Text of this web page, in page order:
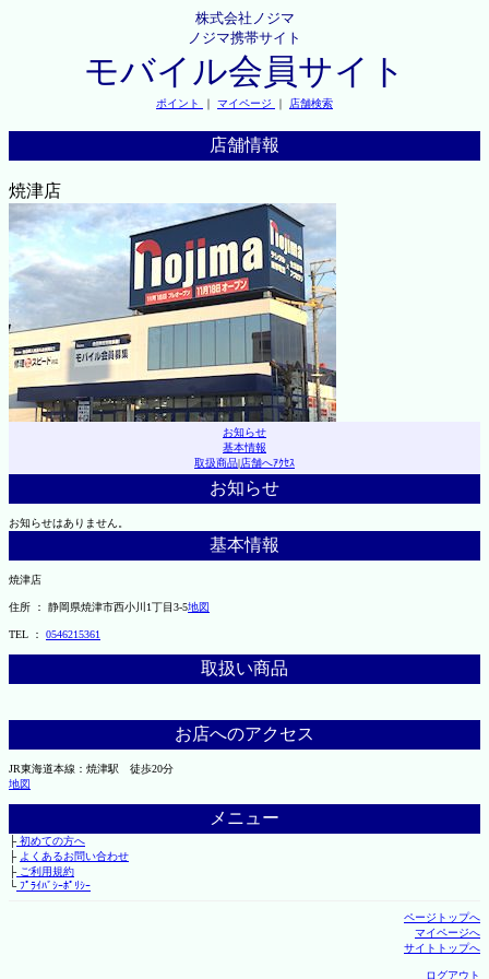
株式会社ノジマ
ノジマ携帯サイト
モバイル会員サイト
ポイント ｜ マイページ ｜ 店舗検索
店舗情報
焼津店
お知らせ
基本情報
取扱商品|店舗へｱｸｾｽ
お知らせ
お知らせはありません。
基本情報
焼津店
住所 ： 静岡県焼津市西小川1丁目3-5地図
TEL ： 0546215361
取扱い商品
お店へのアクセス
JR東海道本線：焼津駅 徒歩20分
地図
メニュー
├初めての方へ
├ よくあるお問い合わせ
├ご利用規約
└ﾌﾟﾗｲﾊﾞｼｰﾎﾟﾘｼｰ
ページトップへ
マイページへ
サイトトップへ
ログアウト